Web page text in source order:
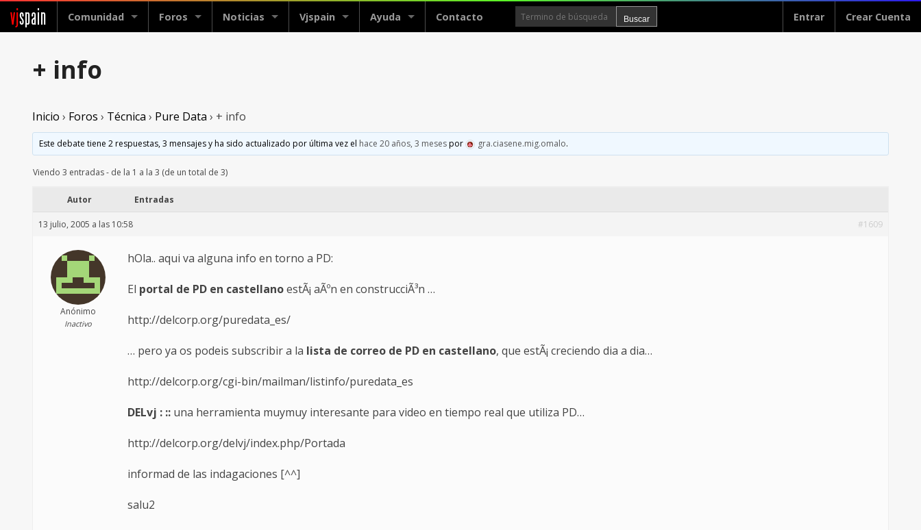
vjspain Comunidad Foros Noticias Vjspain Ayuda Contacto Entrar Crear Cuenta
+ info
Inicio › Foros › Técnica › Pure Data › + info
Este debate tiene 2 respuestas, 3 mensajes y ha sido actualizado por última vez el hace 20 años, 3 mesespor gra.ciasene.mig.omalo.
Viendo 3 entradas - de la 1 a la 3 (de un total de 3)
Autor Entradas
13 julio, 2005 a las 10:58 #1609
Anónimo
Inactivo
hOla.. aqui va alguna info en torno a PD:
El portal de PD en castellanoestÃ¡ aÃºn en construcciÃ³n …
http://delcorp.org/puredata_es/
… pero ya os podeis subscribir a la lista de correo de PD en castellano, que estÃ¡ creciendo dia a dia…
http://delcorp.org/cgi-bin/mailman/listinfo/puredata_es
DELvj : :: una herramienta muymuy interesante para video en tiempo real que utiliza PD…
http://delcorp.org/delvj/index.php/Portada
informad de las indagaciones [^^]
salu2